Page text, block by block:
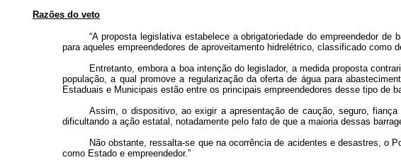
Razões do veto
“A proposta legislativa estabelece a obrigatoriedade do empreendedor
para aqueles empreendedores de aproveitamento hidrelétrico, classificado como
Entretanto, embora a boa intenção do legislador, a medida proposta
população, a qual promove a regularização da oferta de água para
Estaduais e Municipais estão entre os principais empreendedores desse tipo de
Assim, o dispositivo, ao exigir a apresentação de caução, seguro,
dificultando a ação estatal, notadamente pelo fato de que a maioria dessas
Não obstante, ressalta-se que na ocorrência de acidentes e desastres, o
como Estado e empreendedor.”